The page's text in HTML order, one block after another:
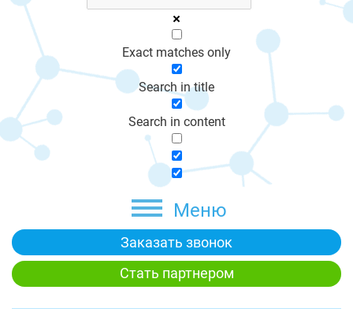
Exact matches only
Search in title
Search in content
Меню
Заказать звонок
Стать партнером